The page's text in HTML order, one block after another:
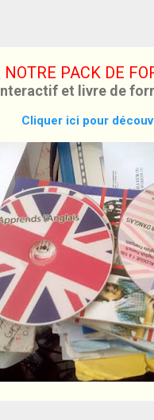
NOTRE PACK DE
et livre de
Cliquer ici pour